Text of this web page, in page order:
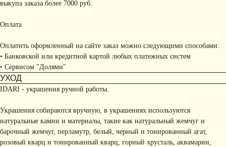
выкупа заказа более 7000 руб.
Оплата
Оплатить оформленный на сайте заказ можно следующими способами:
• Банковской или кредитной картой любых платежных систем
• Сервисом "Долями"
УХОД
IDARI - украшения ручной работы.
Украшения собираются вручную, в украшениях используются
натуральные камни и материалы, такие как натуральный жемчуг и
барочный жемчуг, перламутр, белый, черный и тонированный агат,
розовый кварц и тонированный кварц, горный хрусталь, аквамарин,